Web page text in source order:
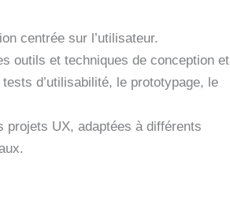
centrée sur l’utilisateur.
outils et techniques de conception et
d’utilisabilité, le prototypage, le
projets UX, adaptées à différents